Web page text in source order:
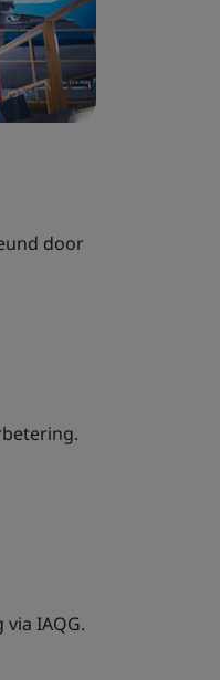
door
IAQG.